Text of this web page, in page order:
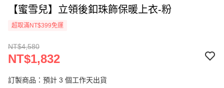
【蜜雪兒】立領後釦珠飾保暖上衣-粉
超取滿NT$399免運
NT$4,580
NT$1,832
訂製商品：預計 3 個工作天出貨